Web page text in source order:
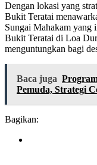
Dengan lokasi yang
Bukit Teratai
Sungai Mahakam yang
Bukit Teratai di Loa
menguntungkan bagi
Baca juga
Pemuda, Strategi
Bagikan: